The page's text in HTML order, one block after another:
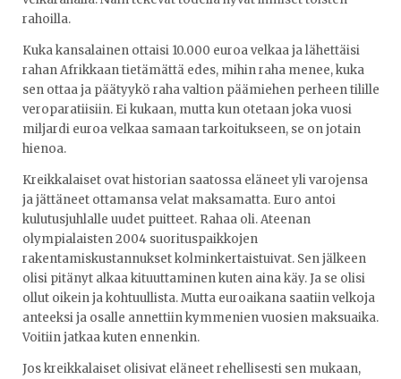
rahoilla.
Kuka kansalainen ottaisi 10.000 euroa velkaa ja lähettäisi
rahan Afrikkaan tietämättä edes, mihin raha menee, kuka
sen ottaa ja päätyykö raha valtion päämiehen perheen tilille
veroparatiisiin. Ei kukaan, mutta kun otetaan joka vuosi
miljardi euroa velkaa samaan tarkoitukseen, se on jotain
hienoa.
Kreikkalaiset ovat historian saatossa eläneet yli varojensa
ja jättäneet ottamansa velat maksamatta. Euro antoi
kulutusjuhlalle uudet puitteet. Rahaa oli. Ateenan
olympialaisten 2004 suorituspaikkojen
rakentamiskustannukset kolminkertaistuivat. Sen jälkeen
olisi pitänyt alkaa kituuttaminen kuten aina käy. Ja se olisi
ollut oikein ja kohtuullista. Mutta euroaikana saatiin velkoja
anteeksi ja osalle annettiin kymmenien vuosien maksuaika.
Voitiin jatkaa kuten ennenkin.
Jos kreikkalaiset olisivat eläneet rehellisesti sen mukaan,